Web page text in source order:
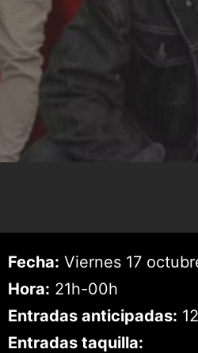
Fecha: Viernes 17
Hora: 21h-00h
Entradas anticipadas:
Entradas taquilla: